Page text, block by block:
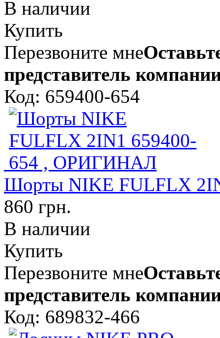
В наличии
Купить
Перезвоните мне
представитель
Код: 659400-654
Шорты NIKE FULFLX
860 грн.
В наличии
Купить
Перезвоните мне
представитель
Код: 689832-466